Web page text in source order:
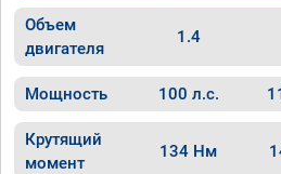
Объем
двигателя
1.4
Мощность 100 л.с.
Крутящий
момент
134 Нм